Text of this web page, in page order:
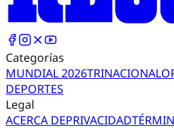
Categorías
MUNDIAL 2026TRINACIONAL
DEPORTES
Legal
ACERCA DEPRIVACIDAD